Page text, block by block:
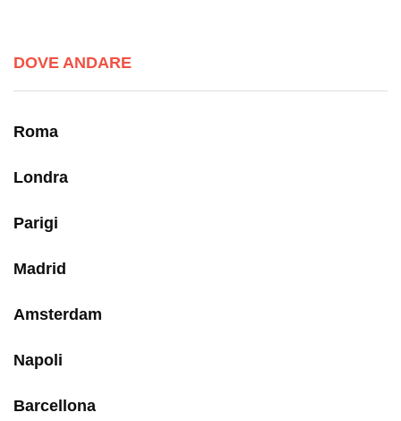
DOVE ANDARE
Roma
Londra
Parigi
Madrid
Amsterdam
Napoli
Barcellona